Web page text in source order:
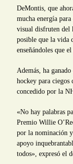
DeMontis, que
mucha energía
visual disfruten del
posible que la vida
enseñándoles que
Además, ha
hockey para ciegos
concedido por la
«No hay palabras
Premio Willie
por la nominación
apoyo
todos», expresó el